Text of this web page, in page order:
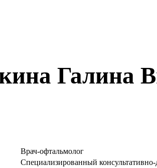
Галина
Врач-офтальмолог
Специализированный